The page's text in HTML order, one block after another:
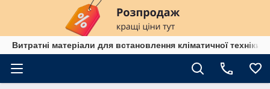
Витратні матеріали для встановлення кліматичної техніки